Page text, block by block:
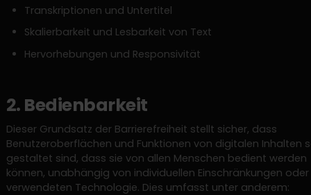
Transkriptionen und Untertitel
Skalierbarkeit und Lesbarkeit von Text
Hervorhebungen und Responsivität
2. Bedienbarkeit
Dieser Grundsatz der Barrierefreiheit stellt sicher, dass
Benutzeroberflächen und Funktionen von digitalen Inhalten
gestaltet sind, dass sie von allen Menschen bedient werden
können, unabhängig von individuellen Einschränkungen
verwendeten Technologie. Dies umfasst unter anderem: